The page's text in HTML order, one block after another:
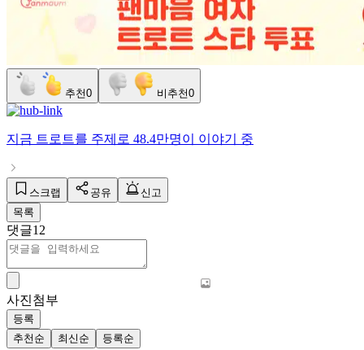
추천0 비추천0
지금 트로트를 주제로 48.4만명이 이야기 중
스크랩 공유
신고
목록
댓글12
사진첨부
등록
추천순
최신순 등록순